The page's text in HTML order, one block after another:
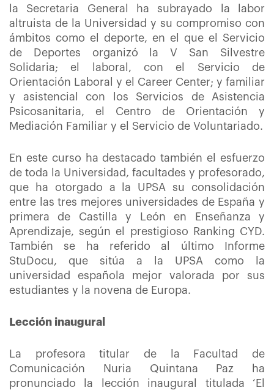
la Secretaria General ha subrayado la labor
altruista de la Universidad y su compromiso con
ámbitos como el deporte, en el que el Servicio
de Deportes organizó la V San Silvestre
Solidaria; el laboral, con el Servicio de
Orientación Laboral y el Career Center; y familiar
y asistencial con los Servicios de Asistencia
Psicosanitaria, el Centro de Orientación y
Mediación Familiar y el Servicio de Voluntariado.
En este curso ha destacado también el esfuerzo
de toda la Universidad, facultades y profesorado,
que ha otorgado a la UPSA su consolidación
entre las tres mejores universidades de España y
primera de Castilla y León en Enseñanza y
Aprendizaje, según el prestigioso Ranking CYD.
También se ha referido al último Informe
StuDocu, que sitúa a la UPSA como la
universidad española mejor valorada por sus
estudiantes y la novena de Europa.
Lección inaugural
La profesora titular de la Facultad de
Comunicación Nuria Quintana Paz ha
pronunciado la lección inaugural titulada ‘El